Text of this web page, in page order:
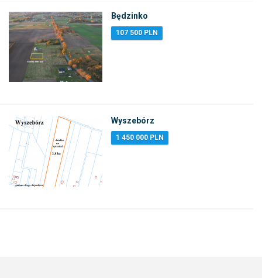
Będzinko
107 500 PLN
Wyszebórz
1 450 000 PLN